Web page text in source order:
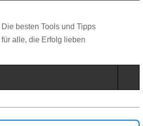
Die besten Tools und Tipps
für alle, die Erfolg lieben